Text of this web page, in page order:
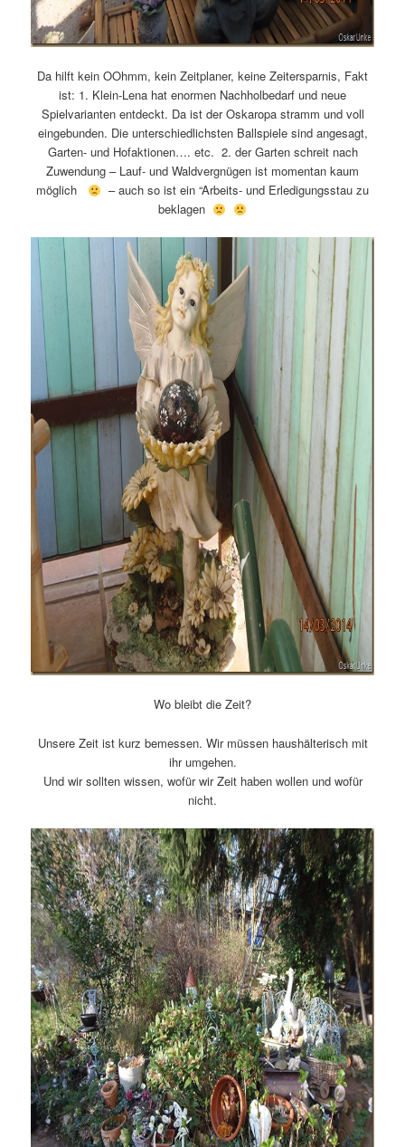
Da hilft kein OOhmm, kein Zeitplaner, keine Zeitersparnis, Fakt
ist: 1. Klein-Lena hat enormen Nachholbedarf und neue
Spielvarianten entdeckt. Da ist der Oskaropa stramm und voll
eingebunden. Die unterschiedlichsten Ballspiele sind angesagt,
Garten- und Hofaktionen…. etc. 2. der Garten schreit nach
Zuwendung – Lauf- und Waldvergnügen ist momentan kaum
möglich
– auch so ist ein “Arbeits- und Erledigungsstau zu
beklagen
Wo bleibt die Zeit?
Unsere Zeit ist kurz bemessen. Wir müssen haushälterisch mit
ihr umgehen.
Und wir sollten wissen, wofür wir Zeit haben wollen und wofür
nicht.